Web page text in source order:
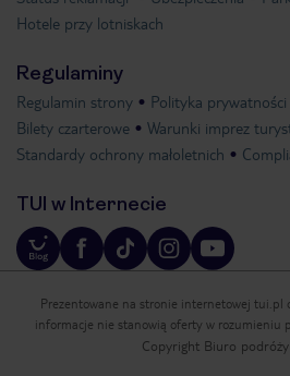
Hotele przy lotniskach
Regulaminy
Regulamin strony Polityka prywatności
Bilety czarterowe
Warunki imprez
Standardy ochrony małoletnich
TUI w Internecie
Prezentowane na stronie internetowej tui.pl
informacje nie stanowią oferty w rozumieniu
Copyright Biuro